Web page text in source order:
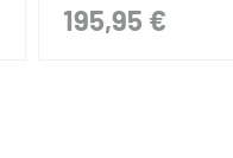
195,95 €